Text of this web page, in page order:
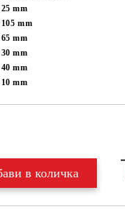
25mm
105mm
65mm
30mm
40mm
10mm